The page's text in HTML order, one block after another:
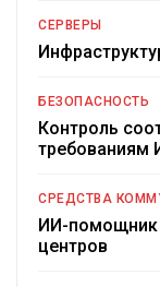
СЕРВЕРЫ
БЕЗОПАСНОСТЬ
Контроль
требованиям
СРЕДСТВА
ИИ-помощник
центров